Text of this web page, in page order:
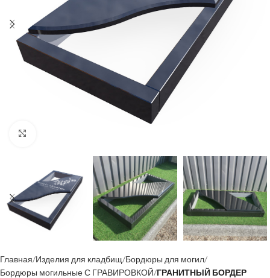
Главная Изделия для кладбищ Бордюры для могил
Бордюры могильные С ГРАВИРОВКОЙ ГРАНИТНЫЙ БОРДЕР